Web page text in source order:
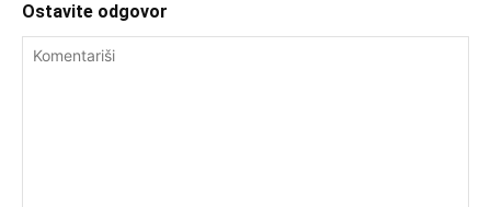
Ostavite odgovor